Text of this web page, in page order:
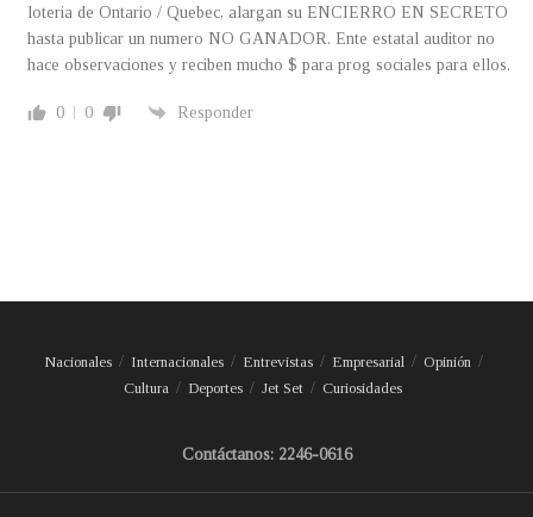
loteria de Ontario / Quebec, alargan su ENCIERRO EN SECRETO
hasta publicar un numero NO GANADOR. Ente estatal auditor no
hace observaciones y reciben mucho $ para prog sociales para ellos.
0 0 Responder
Nacionales Internacionales Entrevistas Empresarial
Opinión
Cultura
Deportes Jet Set Curiosidades
Contáctanos: 2246-0616